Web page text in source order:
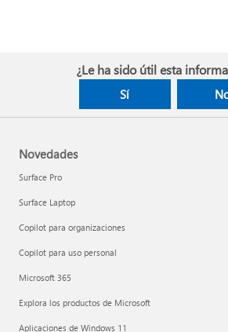
¿Le ha sido útil esta
Sí
Novedades
Surface Pro
Surface Laptop
Copilot para organizaciones
Copilot para uso personal
Microsoft 365
Explora los productos de Microsoft
Aplicaciones de Windows 11